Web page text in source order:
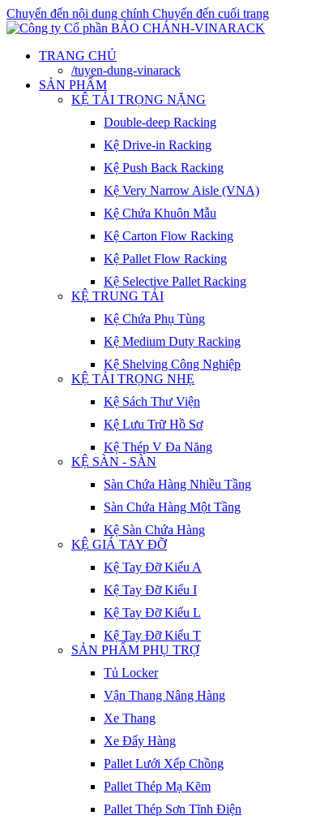
Chuyển đến nội dung chính Chuyển đến cuối trang
TRANG CHỦ
/tuyen-dung-vinarack
SẢN PHẨM
KỆ TẢI TRỌNG NẶNG
Double-deep Racking
Kệ Drive-in Racking
Kệ Push Back Racking
Kệ Very Narrow Aisle (VNA)
Kệ Chứa Khuôn Mẫu
Kệ Carton Flow Racking
Kệ Pallet Flow Racking
Kệ Selective Pallet Racking
KỆ TRUNG TẢI
Kệ Chứa Phụ Tùng
Kệ Medium Duty Racking
Kệ Shelving Công Nghiệp
KỆ TẢI TRỌNG NHẸ
Kệ Sách Thư Viện
Kệ Lưu Trữ Hồ Sơ
Kệ Thép V Đa Năng
KỆ SÀN - SÀN
Sàn Chứa Hàng Nhiều Tầng
Sàn Chứa Hàng Một Tầng
Kệ Sàn Chứa Hàng
KỆ GIÁ TAY ĐỠ
Kệ Tay Đỡ Kiểu A
Kệ Tay Đỡ Kiểu I
Kệ Tay Đỡ Kiểu L
Kệ Tay Đỡ Kiểu T
SẢN PHẨM PHỤ TRỢ
Tủ Locker
Vận Thang Nâng Hàng
Xe Thang
Xe Đẩy Hàng
Pallet Lưới Xếp Chồng
Pallet Thép Mạ Kẽm
Pallet Thép Sơn Tĩnh Điện